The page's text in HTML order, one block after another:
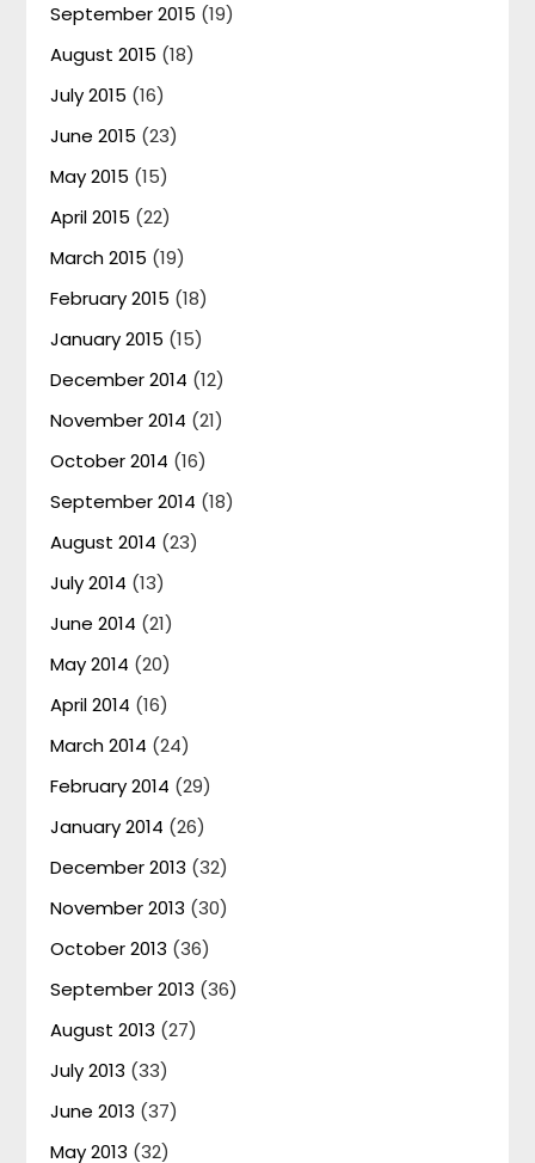
September 2015 (19)
August 2015 (18)
July 2015 (16)
June 2015 (23)
May 2015 (15)
April 2015 (22)
March 2015 (19)
February 2015 (18)
January 2015 (15)
December 2014 (12)
November 2014 (21)
October 2014 (16)
September 2014 (18)
August 2014 (23)
July 2014 (13)
June 2014 (21)
May 2014 (20)
April 2014 (16)
March 2014 (24)
February 2014 (29)
January 2014 (26)
December 2013 (32)
November 2013 (30)
October 2013 (36)
September 2013 (36)
August 2013 (27)
July 2013 (33)
June 2013 (37)
May 2013 (32)